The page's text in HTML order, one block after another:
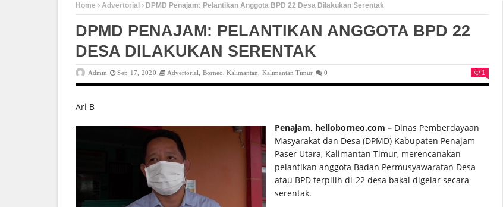
Home Advertorial DPMD Penajam: Pelantikan Anggota BPD 22 Desa Dilakukan Serentak
DPMD PENAJAM: PELANTIKAN ANGGOTA BPD 22
DESA DILAKUKAN SERENTAK
Admin Sep 17, 2020 Advertorial Borneo ,Kalimantan ,Kalimantan Timur 0 1
Ari B
Penajam, helloborneo.com – Dinas Pemberdayaan
Masyarakat dan Desa (DPMD) Kabupaten Penajam
Paser Utara, Kalimantan Timur, merencanakan
pelantikan anggota Badan Permusyawaratan Desa
atau BPD terpilih di-22 desa bakal digelar secara
serentak.